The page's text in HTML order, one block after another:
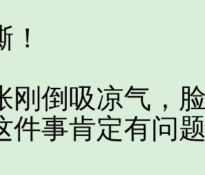
吸凉气，脸
件事肯定有问